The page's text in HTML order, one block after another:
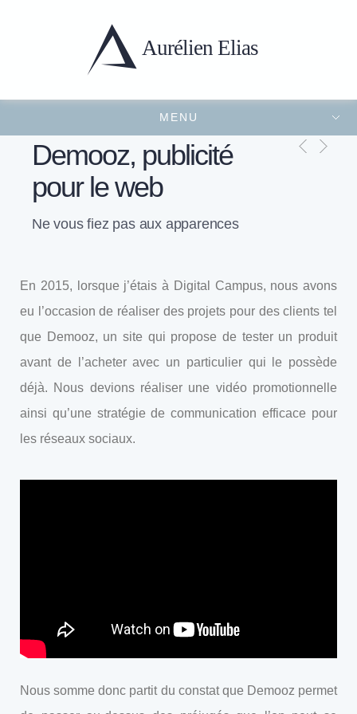
Aurélien Elias
MENU
FERMER LE MENU
Portfolio
Présentation
Projets récentsDemooz, publicité
pour le web
Ne vous fiez pas aux apparences
En 2015, lorsque j’étais à Digital Campus, nous avons
eu l’occasion de réaliser des projets pour des clients tel
que Demooz, un site qui propose de tester un produit
avant de l’acheter avec un particulier qui le possède
déjà. Nous devions réaliser une vidéo promotionnelle
ainsi qu’une stratégie de communication efficace pour
les réseaux sociaux.
Nous somme donc partit du constat que Demooz permet